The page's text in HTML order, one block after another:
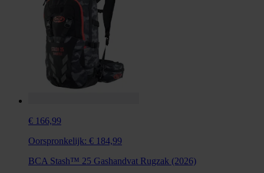
€ 166,99
Oorspronkelijk: € 184,99
BCA Stash™ 25 Gashandvat Rugzak (2026)